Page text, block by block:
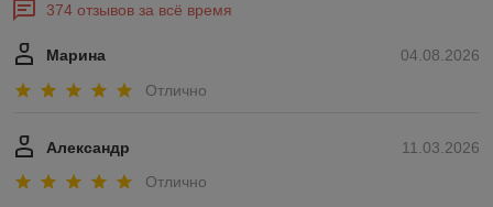
374 отзывов за всё время
04.08.2026
Марина
Отлично
11.03.2026
Александр
Отлично